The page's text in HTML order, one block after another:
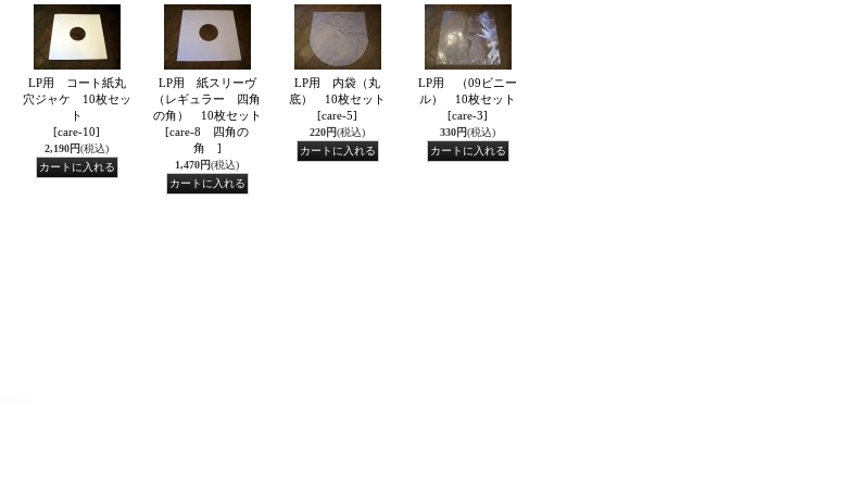
LP用 コート紙丸
穴ジャケ 10枚セッ
ト
[care-10]
2,190円(税込)
LP用 紙スリーヴ
（レギュラー 四角
の角） 10枚セット
[care-8 四角の
角 ]
1,470円(税込)
LP用 内袋（丸
底） 10枚セット
[care-5]
220円(税込)
LP用 （09ビニー
ル） 10枚セット
[care-3]
330円(税込)